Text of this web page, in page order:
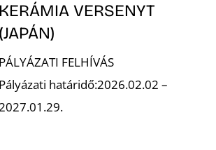
KERÁMIA VERSENYT
(JAPÁN)
PÁLYÁZATI FELHÍVÁS
Pályázati határidő:2026.02.02 –